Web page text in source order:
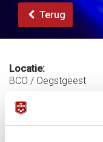
Terug
Locatie:
BCO / Oegstgeest
20 juni 2026 - 10:00
Einddatum: